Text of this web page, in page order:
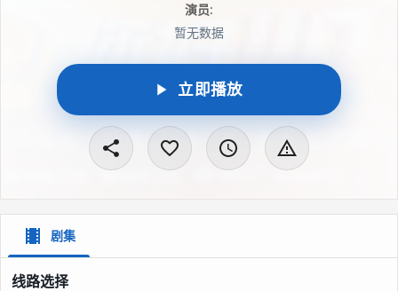
演员:
暂无数据
立即播放
剧集
线路选择